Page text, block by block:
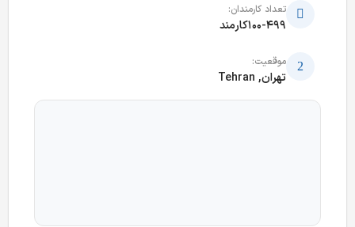
تعداد کارمندان:
100-499کارمند
موقعیت:
تهران, Tehran